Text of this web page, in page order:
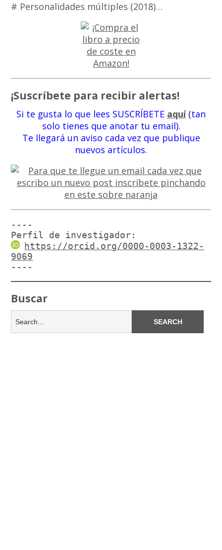
# Personalidades múltiples (2018)…
¡Suscríbete para recibir alertas!
Si te gusta lo que lees SUSCRÍBETE aquí(tan
solo tienes que anotar tu email).
Te llegará un aviso cada vez que publique
nuevos artículos.
----
Perfil de investigador:
https://orcid.org/0000-0003-1322-
9069
----
Buscar